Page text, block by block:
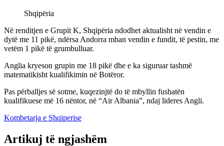
Shqipëria
Në renditjen e Grupit K, Shqipëria ndodhet aktualisht në vendin e
dytë me 11 pikë, ndërsa Andorra mban vendin e fundit, të pestin, me
vetëm 1 pikë të grumbulluar.
Anglia kryeson grupin me 18 pikë dhe e ka siguruar tashmë
matematikisht kualifikimin në Botëror.
Pas përballjes së sotme, kuqezinjtë do të mbyllin fushatën
kualifikuese më 16 nëntor, në “Air Albania”, ndaj lideres Angli.
Kombetarja e Shqiperise
Artikuj të ngjashëm